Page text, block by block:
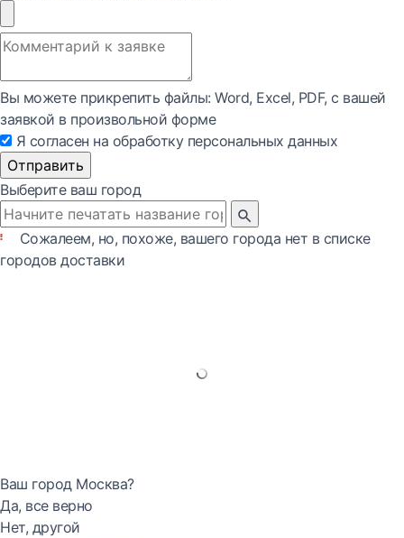
Вы можете прикрепить файлы: Word, Exсel, PDF, с вашей
заявкой в произвольной форме
Я согласен на обработку персональных данных
Отправить
Выберите ваш город
Сожалеем, но, похоже, вашего города нет в списке
городов доставки
Ваш город Москва?
Да, все верно
Нет, другой